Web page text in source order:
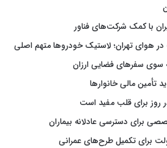
با کمک شرکت‌های فناور
در هوای تهران؛ لاستیک خودروها متهم اصلی
سوی سفرهای فضایی ارزان
تأمین مالی خانوارها
روز برای قلب مفید است
برای دسترسی عادلانه بیماران
برای تکمیل طرح‌های عمرانی